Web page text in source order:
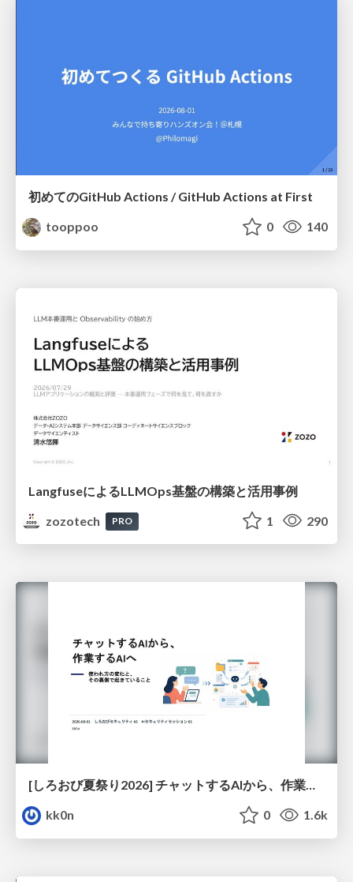
初めてのGitHub Actions / GitHub Actions at First
tooppoo
0 140
LangfuseによるLLMOps基盤の構築と活用事例
zozotech
PRO 1 290
[しろおび夏祭り2026] チャットするAIから、作業するAIへ - 使われ方の変化と、その裏側で起きていること
kk0n
0 1.6k